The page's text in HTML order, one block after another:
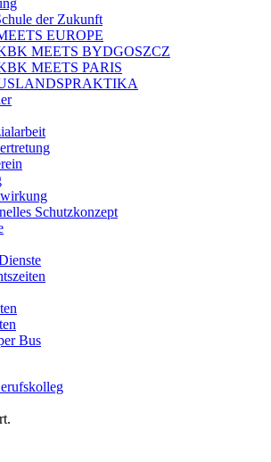
der Zukunft
EUROPE
MEETS BYDGOSZCZ
MEETS PARIS
Schutzkonzept
Bus